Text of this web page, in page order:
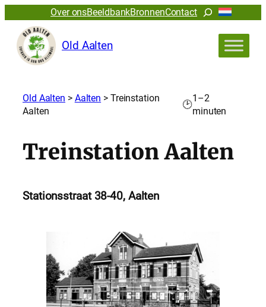
Over onsBeeldbankBronnenContactZoeken
Old Aalten
Old Aalten > Aalten > Treinstation
Aalten
🕑
1–2
minuten
Treinstation Aalten
Stationsstraat 38-40, Aalten